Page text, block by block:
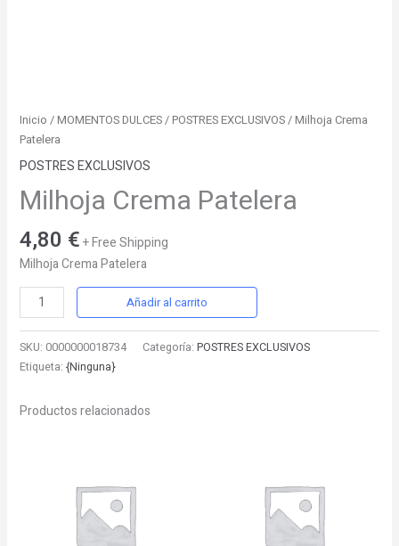
Inicio /MOMENTOS DULCES/POSTRES EXCLUSIVOS/ Milhoja Crema
Patelera
POSTRES EXCLUSIVOS
Milhoja Crema Patelera
4,80 €+ Free Shipping
Milhoja Crema Patelera
Añadir al carrito
SKU: 0000000018734 Categoría: POSTRES EXCLUSIVOS
Etiqueta: {Ninguna}
Productos relacionados